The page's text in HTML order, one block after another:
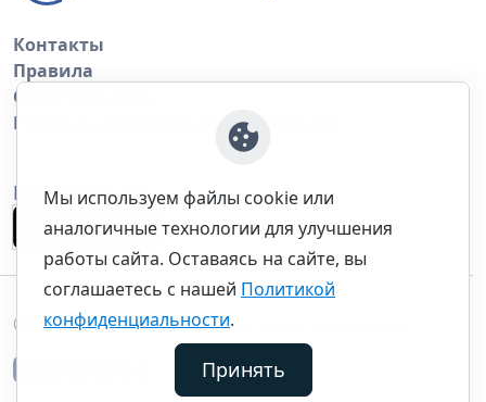
Контакты
Правила
Обратная связь
Правила копирования материалов
Приложение
©thecommunity.ru 2026. Все права защищены.
Мы используем файлы cookie или
аналогичные технологии для улучшения
работы сайта. Оставаясь на сайте, вы
соглашаетесь с нашей Политикой
конфиденциальности.
Принять